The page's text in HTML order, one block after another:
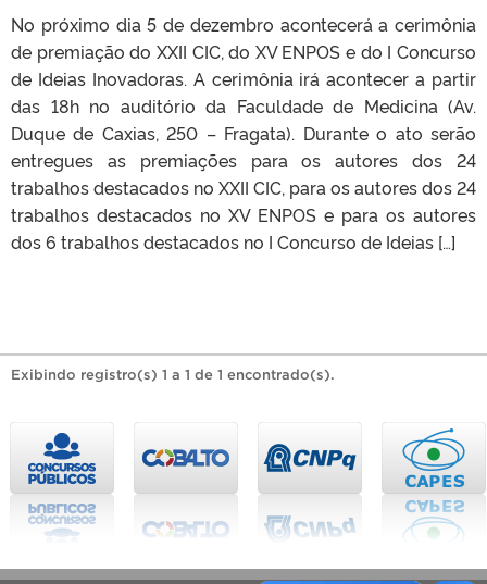
No próximo dia 5 de dezembro acontecerá a cerimônia
de premiação do XXII CIC, do XV ENPOS e do I Concurso
de Ideias Inovadoras. A cerimônia irá acontecer a partir
das 18h no auditório da Faculdade de Medicina (Av.
Duque de Caxias, 250 – Fragata). Durante o ato serão
entregues as premiações para os autores dos 24
trabalhos destacados no XXII CIC, para os autores dos 24
trabalhos destacados no XV ENPOS e para os autores
dos 6 trabalhos destacados no I Concurso de Ideias […]
Exibindo registro(s) 1 a 1 de 1 encontrado(s).